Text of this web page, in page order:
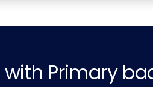
with Primary